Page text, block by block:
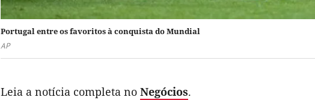
Portugal entre os favoritos à conquista do Mundial
AP
Leia a notícia completa no Negócios.